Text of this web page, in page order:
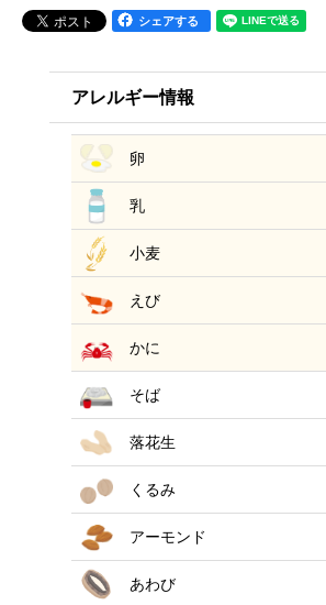
シェアする
アレルギー情報
卵
乳
小麦
えび
かに
そば
落花生
くるみ
アーモンド
あわび